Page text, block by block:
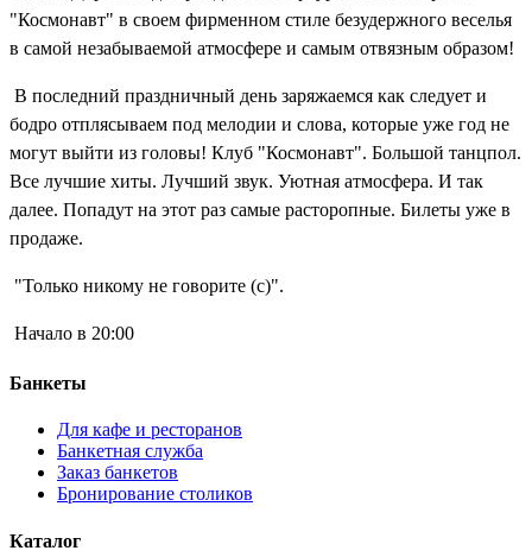
"Космонавт" в своем фирменном стиле безудержного веселья
в самой незабываемой атмосфере и самым отвязным образом!
В последний праздничный день заряжаемся как следует и
бодро отплясываем под мелодии и слова, которые уже год не
могут выйти из головы! Клуб "Космонавт". Большой танцпол.
Все лучшие хиты. Лучший звук. Уютная атмосфера. И так
далее. Попадут на этот раз самые расторопные. Билеты уже в
продаже.
"Только никому не говорите (с)".
Начало в 20:00
Банкеты
Для кафе и ресторанов
Банкетная служба
Заказ банкетов
Бронирование столиков
Каталог